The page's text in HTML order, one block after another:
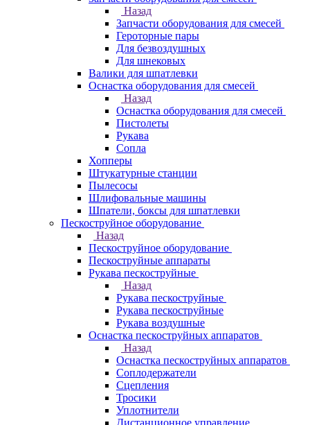
Назад
Запчасти оборудования для смесей
Героторные пары
Для безвоздушных
Для шнековых
Валики для шпатлевки
Оснастка оборудования для смесей
Назад
Оснастка оборудования для смесей
Пистолеты
Рукава
Сопла
Хопперы
Штукатурные станции
Пылесосы
Шлифовальные машины
Шпатели, боксы для шпатлевки
Пескоструйное оборудование
Назад
Пескоструйное оборудование
Пескоструйные аппараты
Рукава пескоструйные
Назад
Рукава пескоструйные
Рукава пескоструйные
Рукава воздушные
Оснастка пескоструйных аппаратов
Назад
Оснастка пескоструйных аппаратов
Соплодержатели
Сцепления
Тросики
Уплотнители
Дистанционное управление